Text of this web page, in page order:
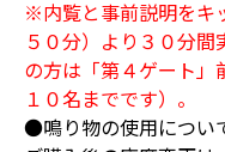
※内覧と事前説明をキ
５０分）より３０分
の方は「第４ゲート」
１０名までです）。
●鳴り物の使用につい